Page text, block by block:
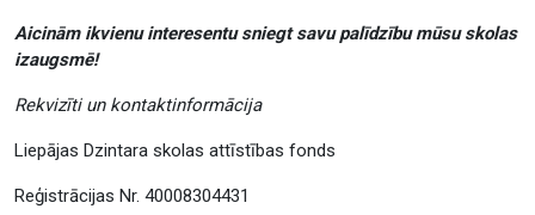
Aicinām ikvienu interesentu sniegt savu palīdzību mūsu skolas
izaugsmē!
Rekvizīti un kontaktinformācija
Liepājas Dzintara skolas attīstības fonds
Reģistrācijas Nr. 40008304431